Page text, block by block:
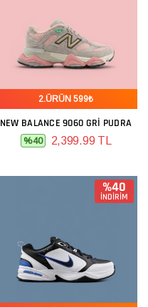
2.ÜRÜN 599₺
NEW BALANCE 9060 GRI PUDRA
%40 2,399.99 TL
%40
İNDİRİM